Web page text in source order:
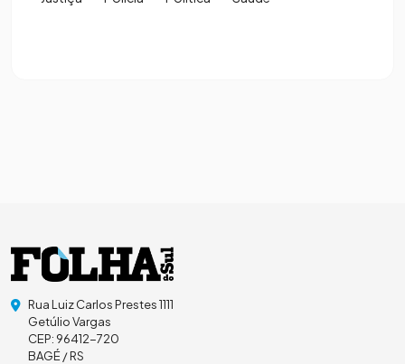
Rua Luiz Carlos Prestes 1111
Getúlio Vargas
CEP: 96412-720
BAGÉ / RS